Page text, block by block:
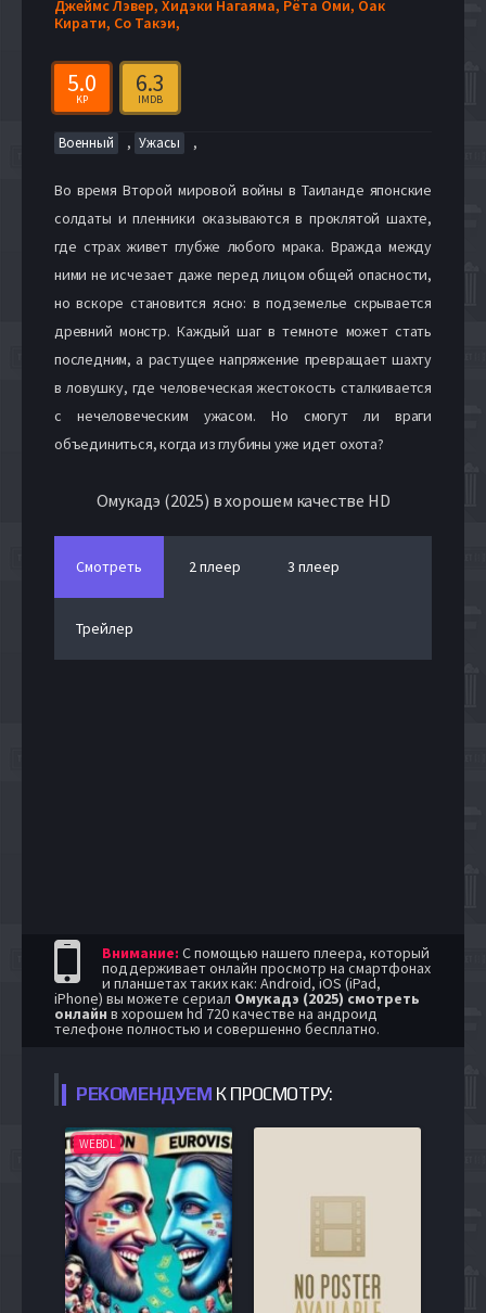
Джеймс Лэвер, Хидэки Нагаяма, Рёта Оми, Оак
Кирати, Со Такэи,
5.0
KP
6.3
IMDB
Военный , Ужасы ,
Во время Второй мировой войны в Таиланде японские
солдаты и пленники оказываются в проклятой шахте,
где страх живет глубже любого мрака. Вражда между
ними не исчезает даже перед лицом общей опасности,
но вскоре становится ясно: в подземелье скрывается
древний монстр. Каждый шаг в темноте может стать
последним, а растущее напряжение превращает шахту
в ловушку, где человеческая жестокость сталкивается
с нечеловеческим ужасом. Но смогут ли враги
объединиться, когда из глубины уже идет охота?
Омукадэ (2025) в хорошем качестве HD
Смотреть 2 плеер 3 плеер
Трейлер
Внимание: С помощью нашего плеера, который
поддерживает онлайн просмотр на смартфонах
и планшетах таких как: Android, iOS (iPad,
iPhone) вы можете сериал Омукадэ (2025) смотреть
онлайн в хорошем hd 720 качестве на андроид
телефоне полностью и совершенно бесплатно.
РЕКОМЕНДУЕМ К ПРОСМОТРУ:
WEBDL